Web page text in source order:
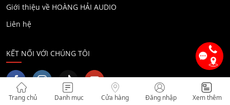
Giới thiệu về HOÀNG HẢI AUDIO
Liên hệ
KẾT NỐI VỚI CHÚNG TÔI
Trang chủ Danh mục Cửa hàng Đăng nhập Xem thêm